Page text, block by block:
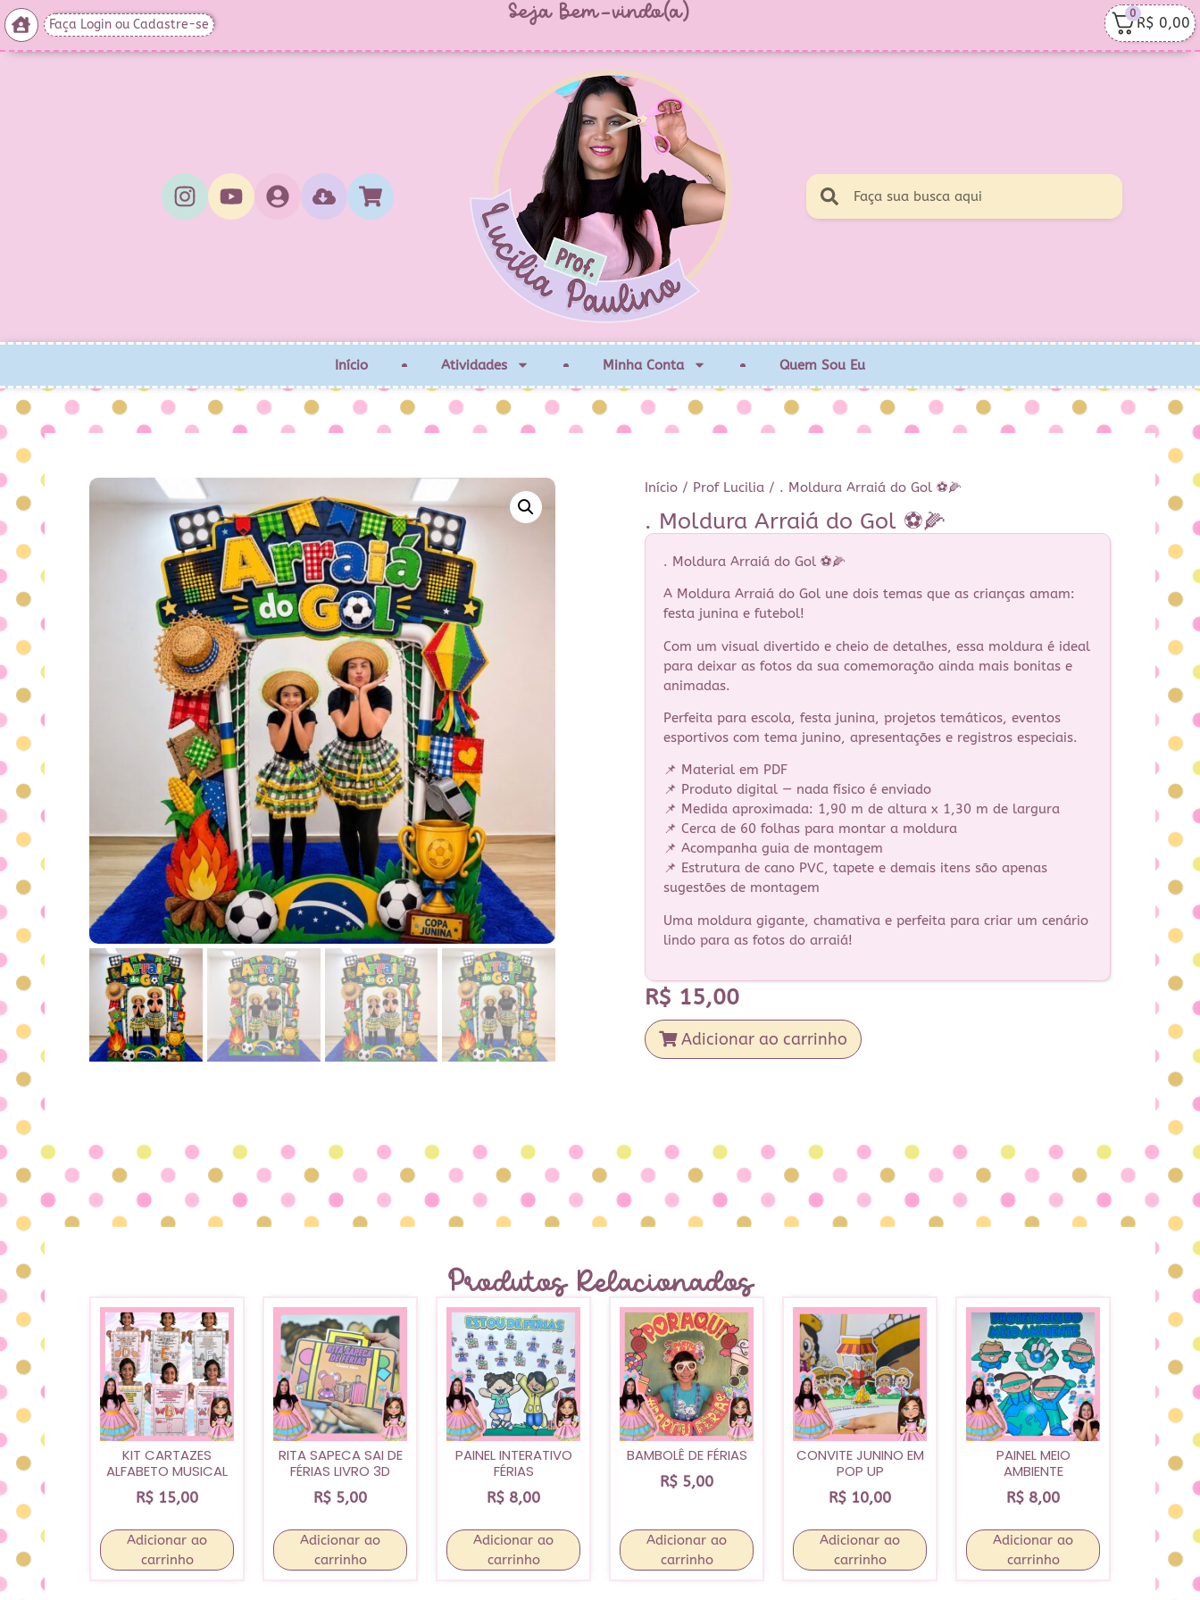
Faça Login ou Cadastre-se Seja Bem-vindo(a) 0
R$ 0,00
Início Atividades Minha Conta Quem Sou Eu
Início / Prof Lucilia / . Moldura Arraiá do Gol ⚽🌽
. Moldura Arraiá do Gol ⚽🌽
. Moldura Arraiá do Gol ⚽🌽
A Moldura Arraiá do Gol une dois temas que as crianças amam:
festa junina e futebol!
Com um visual divertido e cheio de detalhes, essa moldura é ideal
para deixar as fotos da sua comemoração ainda mais bonitas e
animadas.
Perfeita para escola, festa junina, projetos temáticos, eventos
esportivos com tema junino, apresentações e registros especiais.
📌 Material em PDF
📌 Produto digital — nada físico é enviado
📌 Medida aproximada: 1,90 m de altura x 1,30 m de largura
📌 Cerca de 60 folhas para montar a moldura
📌 Acompanha guia de montagem
📌 Estrutura de cano PVC, tapete e demais itens são apenas
sugestões de montagem
Uma moldura gigante, chamativa e perfeita para criar um cenário
lindo para as fotos do arraiá!
R$ 15,00
Adicionar ao carrinho
Produtos Relacionados
KIT CARTAZES
ALFABETO MUSICAL
R$ 15,00
Adicionar ao
carrinho
RITA SAPECA SAI DE
FÉRIAS LIVRO 3D
R$ 5,00
Adicionar ao
carrinho
PAINEL INTERATIVO
FÉRIAS
R$ 8,00
Adicionar ao
carrinho
BAMBOLÊ DE FÉRIAS
R$ 5,00
Adicionar ao
carrinho
CONVITE JUNINO EM
POP UP
R$ 10,00
Adicionar ao
carrinho
PAINEL MEIO
AMBIENTE
R$ 8,00
Adicionar ao
carrinho